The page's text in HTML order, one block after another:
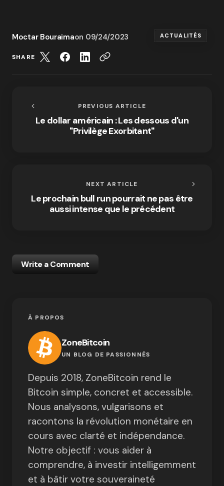
Moctar Bouraimaon 09/24/2023 ACTUALITÉS
SHARE
PREVIOUS ARTICLE
Le dollar américain : Les dessous d'un
"Privilège Exorbitant"
NEXT ARTICLE
Le prochain bull run pourrait ne pas être
aussi intense que le précédent
Write a Comment
À PROPOS
ZoneBitcoin
UN BLOG DE PASSIONNÉS
Depuis 2018, ZoneBitcoin rend le
Bitcoin simple, concret et accessible.
Nous analysons, vulgarisons et
racontons la révolution monétaire en
cours avec clarté et indépendance.
Notre objectif : vous aider à
comprendre, à investir intelligemment
et à bâtir votre souveraineté